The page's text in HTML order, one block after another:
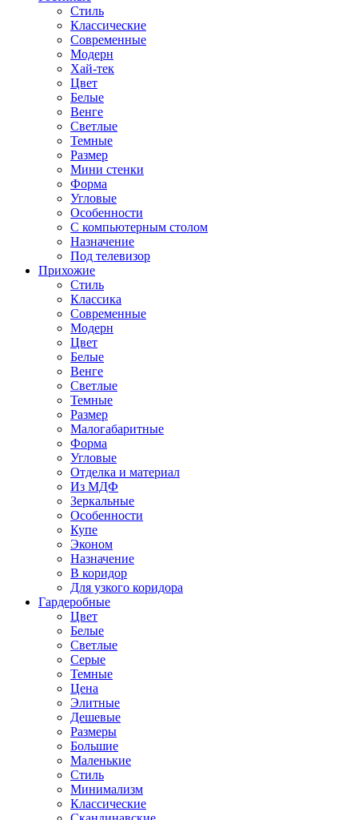
Стиль
Классические
Современные
Модерн
Хай-тек
Цвет
Белые
Венге
Светлые
Темные
Размер
Мини стенки
Форма
Угловые
Особенности
С компьютерным столом
Назначение
Под телевизор
Прихожие
Стиль
Классика
Современные
Модерн
Цвет
Белые
Венге
Светлые
Темные
Размер
Малогабаритные
Форма
Угловые
Отделка и материал
Из МДФ
Зеркальные
Особенности
Купе
Эконом
Назначение
В коридор
Для узкого коридора
Гардеробные
Цвет
Белые
Светлые
Серые
Темные
Цена
Элитные
Дешевые
Размеры
Большие
Маленькие
Стиль
Минимализм
Классические